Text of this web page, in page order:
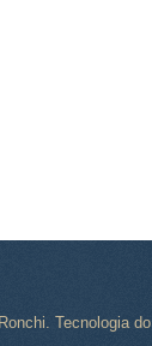
Tecnologia do